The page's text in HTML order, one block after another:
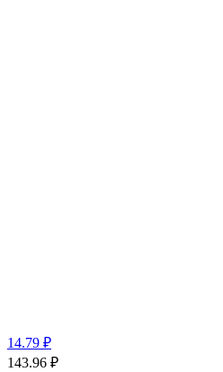
14.79 ₽
143.96 ₽